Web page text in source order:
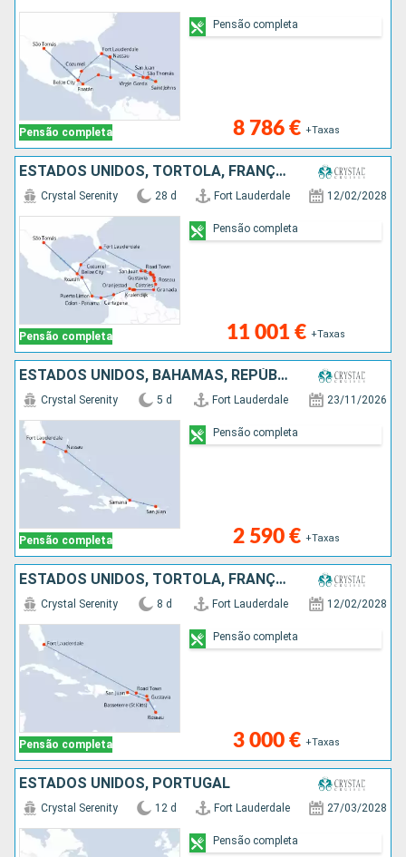
Pensão completa 8 786 € +Taxas
Pensão completa
ESTADOS UNIDOS, TORTOLA, FRANÇA, DOMINICA, PORTO RICO, ANTÍGUA E BARBUDA, GUADALUPE, SANTA LÚCIA, GRENADA, BONAIRE, ARUBA, COLÔMBIA, PANAMA, COSTA RICA, HONDURAS, SÃO TOMÁS, BELIZE, CARAIBAS - MEXICO
Pensão completa
Crystal Serenity 28 d Fort Lauderdale 12/02/2028
11 001 € +Taxas
Pensão completa
ESTADOS UNIDOS, BAHAMAS, REPÚBLICA DOMINICANA, PORTO RICO
Pensão completa
Crystal Serenity 5 d Fort Lauderdale 23/11/2026
2 590 € +Taxas
Pensão completa
ESTADOS UNIDOS, TORTOLA, FRANÇA, DOMINICA, PORTO RICO
Pensão completa
Crystal Serenity 8 d Fort Lauderdale 12/02/2028
3 000 € +Taxas
Pensão completa
ESTADOS UNIDOS, PORTUGAL
Crystal Serenity 12 d Fort Lauderdale 27/03/2028
Pensão completa